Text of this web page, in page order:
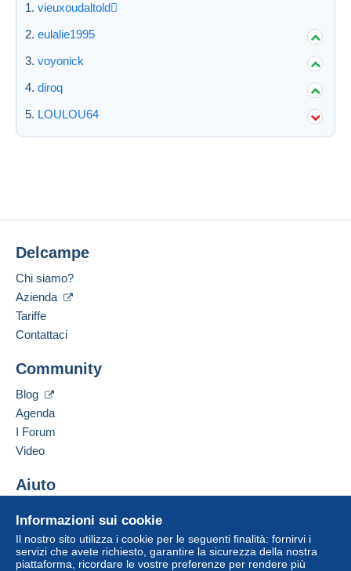
vieuxoudaltold
eulalie1995
voyonick
diroq
LOULOU64
Informazioni sui cookie
Il nostro sito utilizza i cookie per le seguenti finalità: fornirvi i
servizi che avete richiesto, garantire la sicurezza della nostra
piattaforma, ricordare le vostre preferenze per rendere più
Delcampe
Chi siamo?
Azienda
Tariffe
Contattaci
Community
Blog
Agenda
I Forum
Video
Aiuto
Acquistare su Delcampe
Vendere su Delcampe
Un sito sicuro